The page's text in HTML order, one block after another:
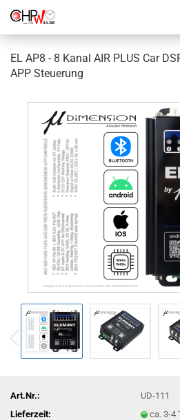
EL AP8 - 8 Kanal AIR PLUS Car
APP Steuerung
Art.Nr.:
UD-111
Lieferzeit:
ca. 3-4